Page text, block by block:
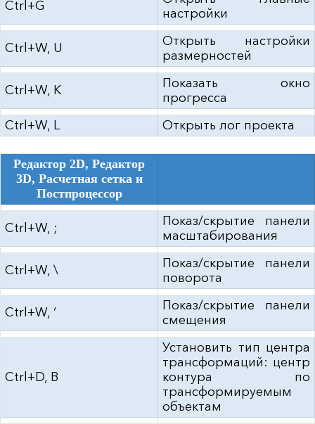
Ctrl+G
настройки
Ctrl+W, U
Открыть настройки
размерностей
Ctrl+W, K
Показать окно
прогресса
Ctrl+W, L
Открыть лог проекта
Редактор 2D, Редактор
3D, Расчетная сетка и
Постпроцессор
Ctrl+W, ;
Показ/скрытие панели
масштабирования
Ctrl+W, \
Показ/скрытие панели
поворота
Ctrl+W, ‘
Показ/скрытие панели
смещения
Ctrl+D, B
Установить тип центра
трансформаций: центр
контура по
трансформируемым
объектам